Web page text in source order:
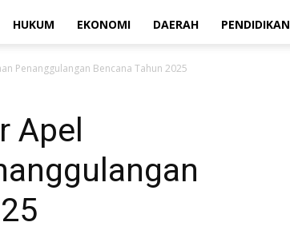
HUKUM EKONOMI DAERAH PENDIDIKAN
Penanggulangan Bencana Tahun 2025
Apel